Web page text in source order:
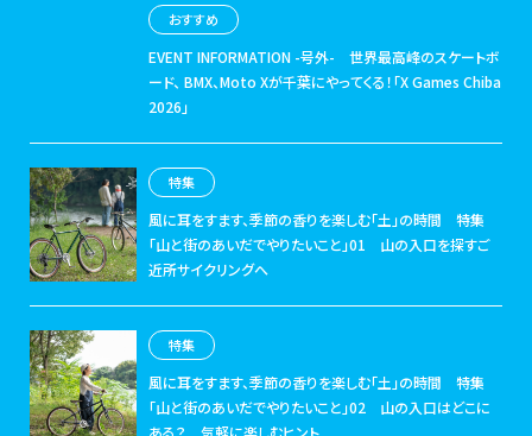
おすすめ
EVENT INFORMATION -号外- 世界最高峰のスケートボ
ード、 BMX、Moto Xが千葉にやってくる！「X Games Chiba
2026」
特集
風に耳をすます、季節の香りを楽しむ「土」の時間 特集
「山と街のあいだでやりたいこと」01 山の入口を探すご
近所サイクリングへ
特集
風に耳をすます、季節の香りを楽しむ「土」の時間 特集
「山と街のあいだでやりたいこと」02 山の入口はどこに
ある？ 気軽に楽しむヒント